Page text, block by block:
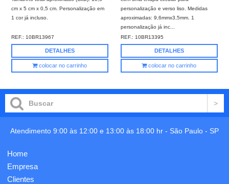
cm x 5 cm x 0,5 cm. Personalização em
1 cor já incluso.
REF.: 10BR13967
DETALHES
colocar no carrinho
personalização e verso liso. Medidas
aproximadas: 9,6mmx3,5mm. 1
personalização já inc...
REF.: 10BR13395
DETALHES
colocar no carrinho
Atendimento 9:00 às 12:00 e 13:00 às 18:00 hr - São Paulo - SP
Home
Empresa
Clientes